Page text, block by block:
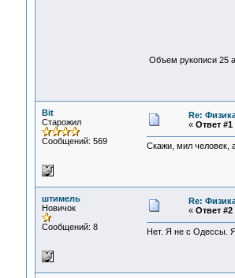
Объем рукописи 25
Bit
Старожил
Сообщений: 569
Re:
« Ответ #1
Скажи, мил человек,
штимель
Новичок
Сообщений: 8
Re:
« Ответ #2
Нет. Я не с Одессы.